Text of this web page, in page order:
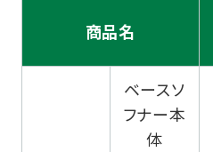
商品名
ベースソ
フナー本
体